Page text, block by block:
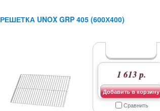
РЕШЕТКА UNOX GRP 405 (600Х400)
1 613 р.
Добавить в корзину
Сравнить